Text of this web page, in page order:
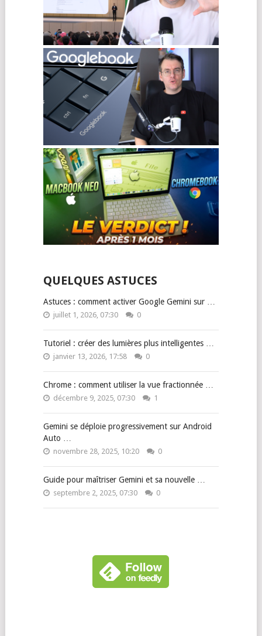
QUELQUES ASTUCES
Astuces : comment activer Google Gemini sur …
juillet 1, 2026, 07:30 0
Tutoriel : créer des lumières plus intelligentes …
janvier 13, 2026, 17:58 0
Chrome : comment utiliser la vue fractionnée …
décembre 9, 2025, 07:30 1
Gemini se déploie progressivement sur Android
Auto …
novembre 28, 2025, 10:20 0
Guide pour maîtriser Gemini et sa nouvelle …
septembre 2, 2025, 07:30 0